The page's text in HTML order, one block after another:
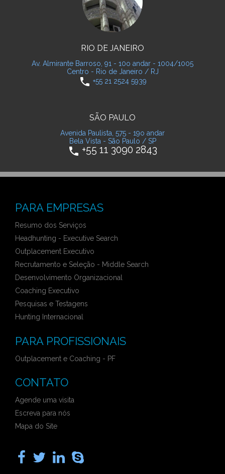
RIO DE JANEIRO
Av. Almirante Barroso, 91 - 10o andar - 1004/1005
Centro - Rio de Janeiro / RJ
phone +55 21 2524 5939
SÃO PAULO
Avenida Paulista, 575 - 19o andar
Bela Vista - São Paulo / SP
phone +55 11 3090 2843
PARA EMPRESAS
Resumo dos Serviços
Headhunting - Executive Search
Outplacement Executivo
Recrutamento e Seleção - Middle Search
Desenvolvimento Organizacional
Coaching Executivo
Pesquisas e Testagens
Hunting Internacional
PARA PROFISSIONAIS
Outplacement e Coaching - PF
CONTATO
Agende uma visita
Escreva para nós
Mapa do Site